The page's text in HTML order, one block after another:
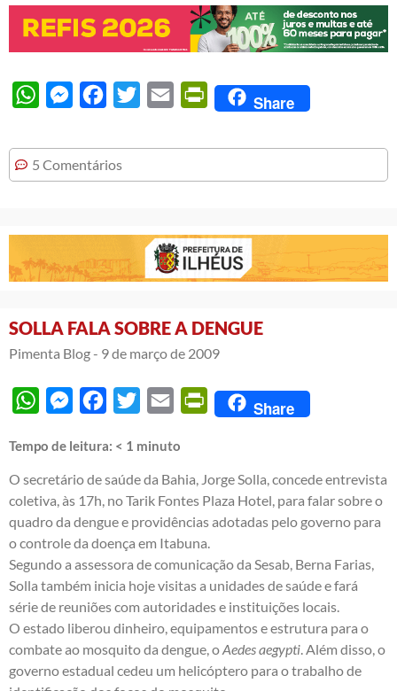
WhatsAppMessengerFacebook
Twitter Email PrintFriendly
Share
5 Comentários
SOLLA FALA SOBRE A DENGUE
Pimenta Blog - 9 de março de 2009
WhatsAppMessengerFacebook
Twitter Email PrintFriendly
Share
Tempo de leitura: < 1 minuto
O secretário de saúde da Bahia, Jorge Solla, concede entrevista
coletiva, às 17h, no Tarik Fontes Plaza Hotel, para falar sobre o
quadro da dengue e providências adotadas pelo governo para
o controle da doença em Itabuna.
Segundo a assessora de comunicação da Sesab, Berna Farias,
Solla também inicia hoje visitas a unidades de saúde e fará
série de reuniões com autoridades e instituições locais.
O estado liberou dinheiro, equipamentos e estrutura para o
combate ao mosquito da dengue, oAedes aegypti . Além disso, o
governo estadual cedeu um helicóptero para o trabalho de